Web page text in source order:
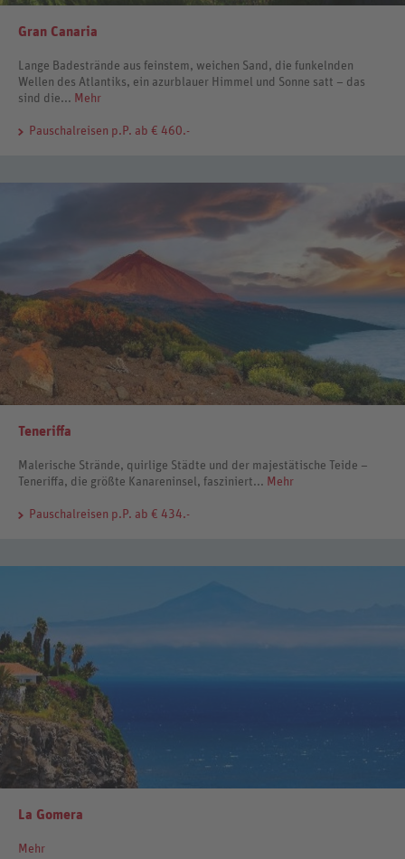
Gran Canaria
Lange Badestrände aus feinstem, weichen Sand, die funkelnden
Wellen des Atlantiks, ein azurblauer Himmel und Sonne satt – das
sind die... Mehr
Pauschalreisen p.P. ab € 460.-
Teneriffa
Malerische Strände, quirlige Städte und der majestätische Teide –
Teneriffa, die größte Kanareninsel, fasziniert... Mehr
Pauschalreisen p.P. ab € 434.-
La Gomera
Mehr